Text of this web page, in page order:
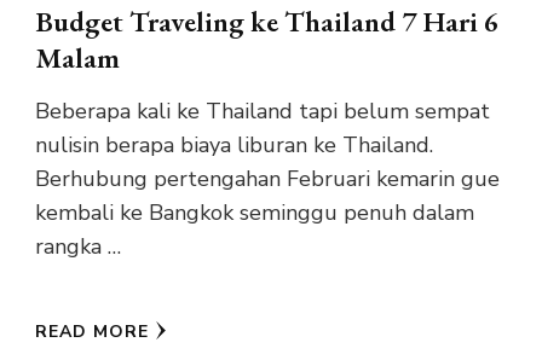
Budget Traveling ke Thailand 7 Hari 6
Malam
Beberapa kali ke Thailand tapi belum sempat
nulisin berapa biaya liburan ke Thailand.
Berhubung pertengahan Februari kemarin gue
kembali ke Bangkok seminggu penuh dalam
rangka …
READ MORE